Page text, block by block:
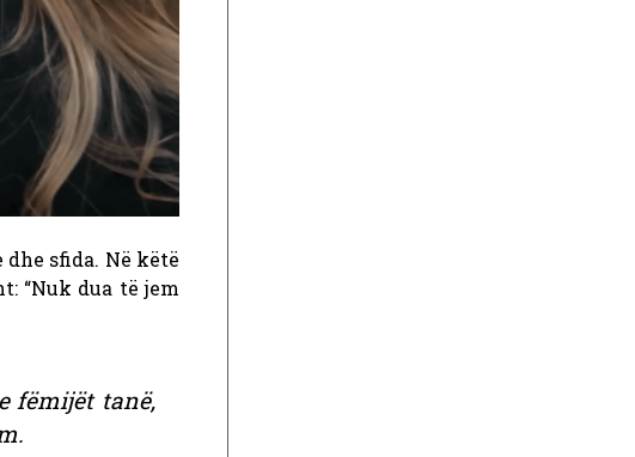
sfida. Në këtë
“Nuk dua të jem
fëmijët tanë,